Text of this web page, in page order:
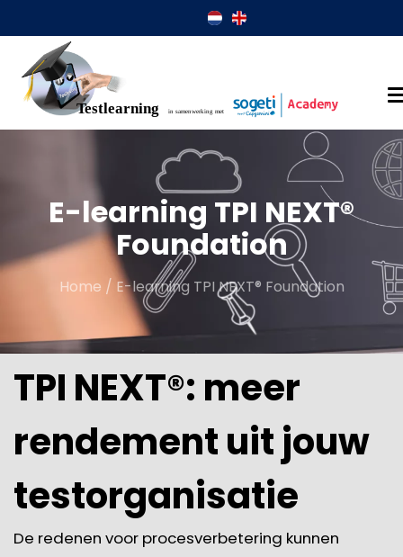
E-learning TPI NEXT®
Foundation
Home / E-learning TPI NEXT® Foundation
TPI NEXT®: meer
rendement uit jouw
testorganisatie
De redenen voor procesverbetering kunnen